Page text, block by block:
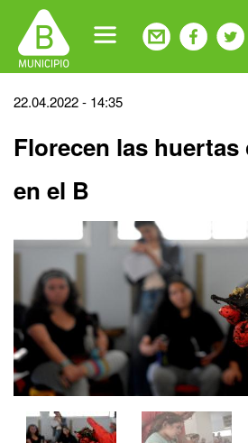
navigation
Back
top
22.04.2022 - 14:35
Florecen las
en el B